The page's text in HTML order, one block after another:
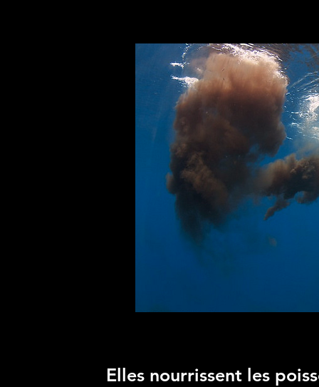
Elles nourrissent les